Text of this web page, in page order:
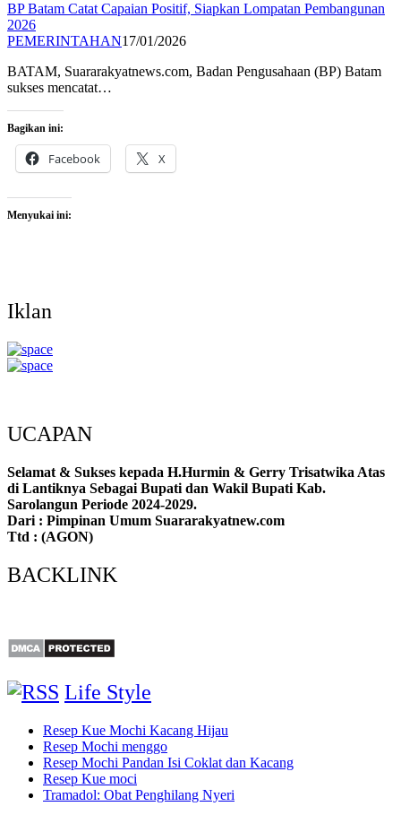
BP Batam Catat Capaian Positif, Siapkan Lompatan Pembangunan
2026
PEMERINTAHAN17/01/2026
BATAM, Suararakyatnews.com, Badan Pengusahaan (BP) Batam
sukses mencatat…
Bagikan ini:
Facebook X
Menyukai ini:
Iklan
UCAPAN
Selamat & Sukses kepada H.Hurmin & Gerry Trisatwika Atas
di Lantiknya Sebagai Bupati dan Wakil Bupati Kab.
Sarolangun Periode 2024-2029.
Dari : Pimpinan Umum Suararakyatnew.com
Ttd : (AGON)
BACKLINK
Life Style
Resep Kue Mochi Kacang Hijau
Resep Mochi menggo
Resep Mochi Pandan Isi Coklat dan Kacang
Resep Kue moci
Tramadol: Obat Penghilang Nyeri